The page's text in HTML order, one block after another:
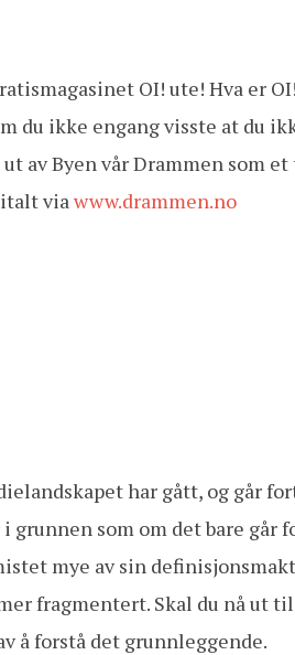
OI! ute! Hva er
du ikke engang visste at du
av Byen vår Drammen som
viawww.drammen.no
har gått, og går
som om det bare går
mye av sin
fragmentert. Skal du nå ut
å forstå det grunnleggende.